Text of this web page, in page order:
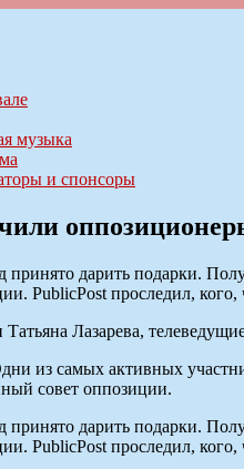
авторской песни
музыка
и спонсоры
дарить подарки.
PublicPost проследил, кого,
Лазарева,
из самых активных
совет оппозиции.
дарить подарки.
PublicPost проследил, кого,